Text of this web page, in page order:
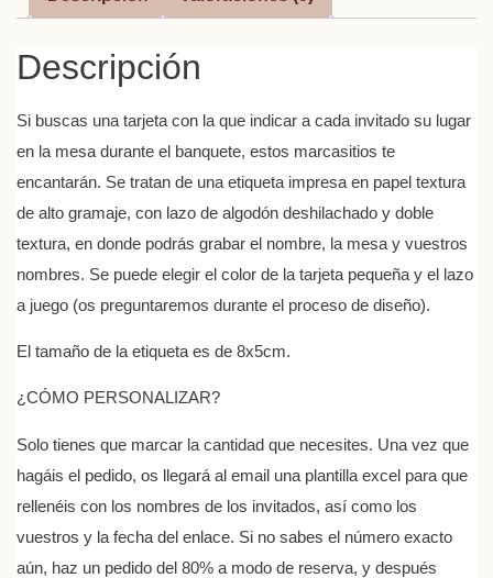
Descripción
Si buscas una tarjeta con la que indicar a cada invitado su lugar
en la mesa durante el banquete, estos marcasitios te
encantarán. Se tratan de una etiqueta impresa en papel textura
de alto gramaje, con lazo de algodón deshilachado y doble
textura, en donde podrás grabar el nombre, la mesa y vuestros
nombres. Se puede elegir el color de la tarjeta pequeña y el lazo
a juego (os preguntaremos durante el proceso de diseño).
El tamaño de la etiqueta es de 8x5cm.
¿CÓMO PERSONALIZAR?
Solo tienes que marcar la cantidad que necesites. Una vez que
hagáis el pedido, os llegará al email una plantilla excel para que
rellenéis con los nombres de los invitados, así como los
vuestros y la fecha del enlace. Si no sabes el número exacto
aún, haz un pedido del 80% a modo de reserva, y después